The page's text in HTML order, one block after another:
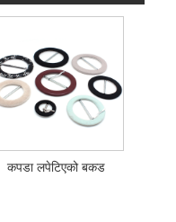
कपडा लपेटिएको बकड